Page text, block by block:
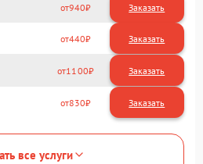
940
440
1100
830
все услуги